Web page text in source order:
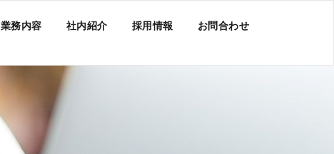
業務内容 社内紹介 採用情報 お問合わせ